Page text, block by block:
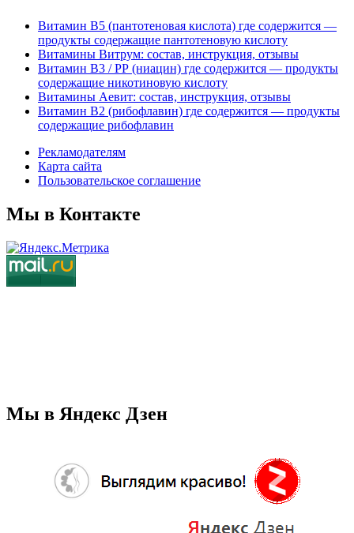
Витамин В5 (пантотеновая кислота) где содержится —
продукты содержащие пантотеновую кислоту
Витамины Витрум: состав, инструкция, отзывы
Витамин В3 / РР (ниацин) где содержится — продукты
содержащие никотиновую кислоту
Витамины Аевит: состав, инструкция, отзывы
Витамин В2 (рибофлавин) где содержится — продукты
содержащие рибофлавин
Рекламодателям
Карта сайта
Пользовательское соглашение
Мы в Контакте
Мы в Яндекс Дзен